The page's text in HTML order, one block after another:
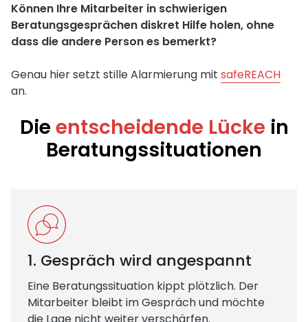
Können Ihre Mitarbeiter in schwierigen
Beratungsgesprächen diskret Hilfe holen, ohne
dass die andere Person es bemerkt?
Genau hier setzt stille Alarmierung mit safeREACH
an.
Die entscheidende Lücke in
Beratungssituationen
1. Gespräch wird angespannt
Eine Beratungssituation kippt plötzlich. Der
Mitarbeiter bleibt im Gespräch und möchte